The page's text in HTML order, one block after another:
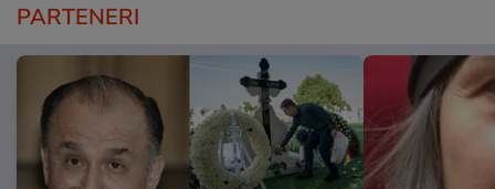
PARTENERI